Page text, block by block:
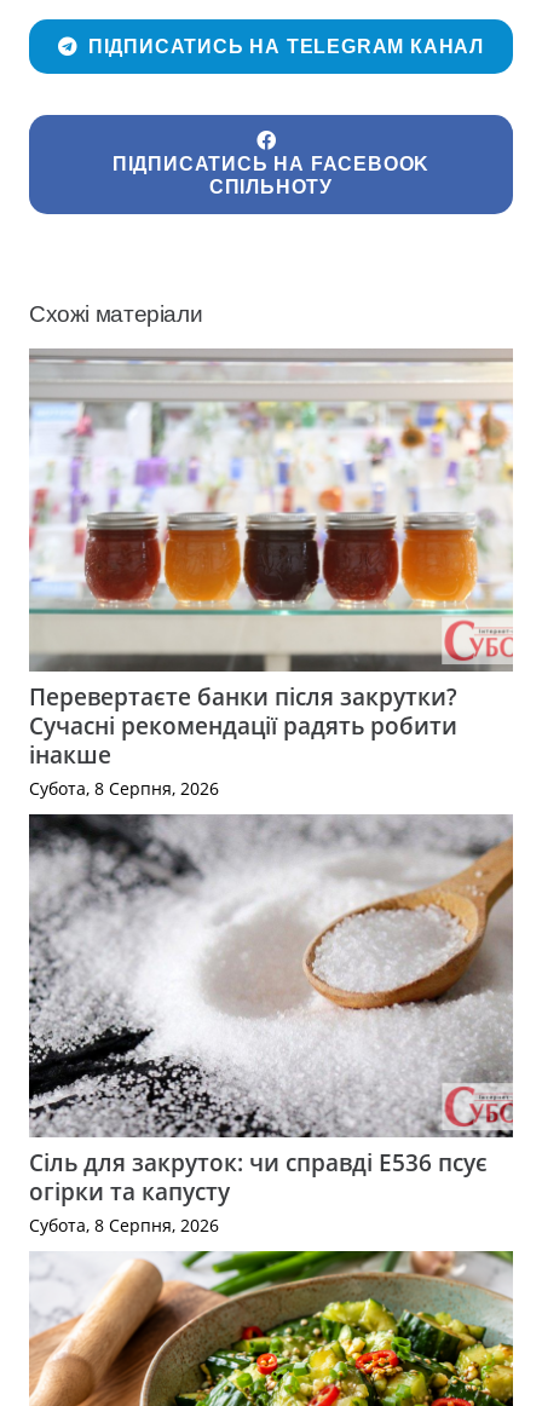
ПІДПИСАТИСЬ НА TELEGRAM КАНАЛ
ПІДПИСАТИСЬ НА FACEBOOK
СПІЛЬНОТУ
Схожі матеріали
Перевертаєте банки після закрутки?
Сучасні рекомендації радять робити
інакше
Субота, 8 Серпня, 2026
Сіль для закруток: чи справді Е536 псує
огірки та капусту
Субота, 8 Серпня, 2026